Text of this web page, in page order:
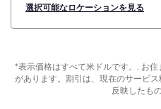
選択可能なロケーションを見る
*表示価格はすべて米ドルです。. お
があります。割引は、現在のサービ
反映したも